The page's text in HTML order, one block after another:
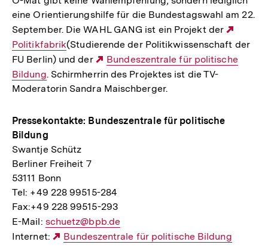
eine Orientierungshilfe für die Bundestagswahl am 22.
September. Die WAHL GANG ist ein Projekt der
Link:
Politikfabrik(Studierende der Politikwissenschaft der
FU Berlin) und der
Externer
Link:
Bundeszentrale für politische
Bildung. Schirmherrin des Projektes ist die TV-
Moderatorin Sandra Maischberger.
Pressekontakte: Bundeszentrale für politische
Bildung
Swantje Schütz
Berliner Freiheit 7
53111 Bonn
Tel: +49 228 99515-284
Fax:+49 228 99515-293
E-Mail: E-
Mail
schuetz@bpb.de
Internet:
Externer
Bundeszentrale für politische Bildung